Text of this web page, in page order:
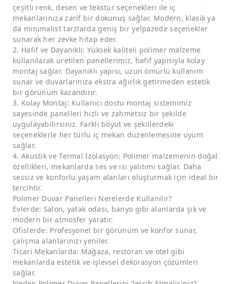
çeşitli renk, desen ve tekstür seçenekleri ile iç
mekanlarınıza zarif bir dokunuş sağlar. Modern, klasik ya
da minimalist tarzlarda geniş bir yelpazede seçenekler
sunarak her zevke hitap eder.
2. Hafif ve Dayanıklı: Yüksek kaliteli polimer malzeme
kullanılarak üretilen panellerimiz, hafif yapısıyla kolay
montaj sağlar. Dayanıklı yapısı, uzun ömürlü kullanım
sunar ve duvarlarınıza ekstra ağırlık getirmeden estetik
bir görünüm kazandırır.
3. Kolay Montaj: Kullanıcı dostu montaj sistemimiz
sayesinde panelleri hızlı ve zahmetsiz bir şekilde
uygulayabilirsiniz. Farklı boyut ve şekillerdeki
seçeneklerle her türlü iç mekan düzenlemesine uyum
sağlar.
4. Akustik ve Termal İzolasyon: Polimer malzemenin doğal
özellikleri, mekanlarda ses ve ısı yalıtımı sağlar. Daha
sessiz ve konforlu yaşam alanları oluşturmak için ideal bir
tercihtir.
Polimer Duvar Panelleri Nerelerde Kullanılır?
Evlerde: Salon, yatak odası, banyo gibi alanlarda şık ve
modern bir atmosfer yaratır.
Ofislerde: Profesyonel bir görünüm ve konfor sunar,
çalışma alanlarınızı yeniler.
Ticari Mekanlarda: Mağaza, restoran ve otel gibi
mekanlarda estetik ve işlevsel dekorasyon çözümleri
sağlar.